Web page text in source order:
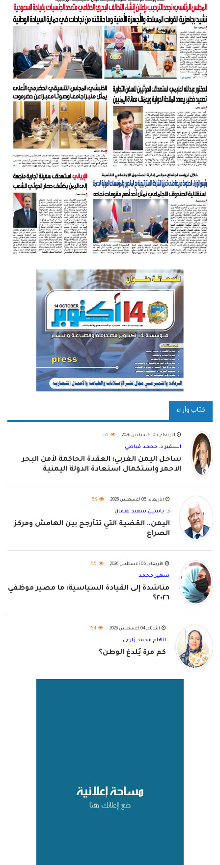
كتاب وآراء
الأربعاء, 05 أغسطس 2026 65
السفير د. محمد قباطي
ساحل اليمن الغربي: العقدة الحاكمة لأمن البحر
الأحمر واستكمال استعادة الدولة اليمنية
الأربعاء, 05 أغسطس 2026 59
د. ياسين سعيد نعمان
اليمن.. القضية التي تتأرجح بين الهامش ومركز
الصراع
الأربعاء, 05 أغسطس 2026 55
سهير محمد
مناشدة إلى القيادة السياسية: ما مصير موظفي
٢٠٢٦؟
الثلاثاء, 04 أغسطس 2026 154
الهام محمد زارعي
كم مرة يُلدغ الوطن؟